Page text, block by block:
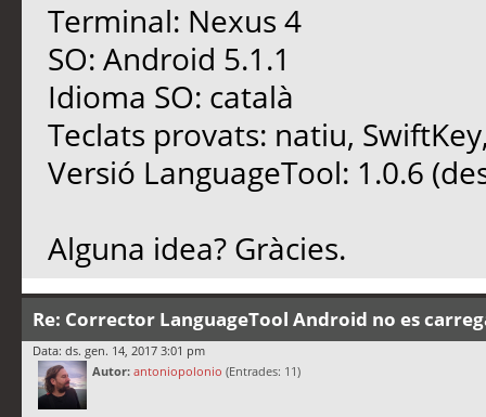
Terminal: Nexus 4
SO: Android 5.1.1
Idioma SO: català
Teclats provats: natiu,
Versió LanguageTool: 1.0.6
Alguna idea? Gràcies.
Re: Corrector LanguageTool Android no es
Data: ds. gen. 14, 2017 3:01 pm
Autor: antoniopolonio (Entrades: 11)